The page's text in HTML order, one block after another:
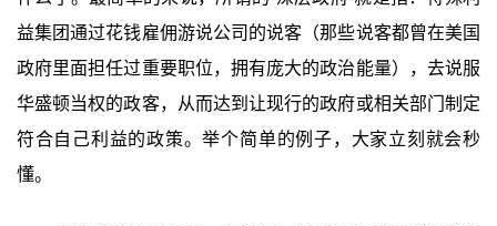
益集团通过花钱雇佣游说公司的说客（那些说客都曾在美国
政府里面担任过重要职位，拥有庞大的政治能量），去说服
华盛顿当权的政客，从而达到让现行的政府或相关部门制定
符合自己利益的政策。举个简单的例子，大家立刻就会秒
懂。